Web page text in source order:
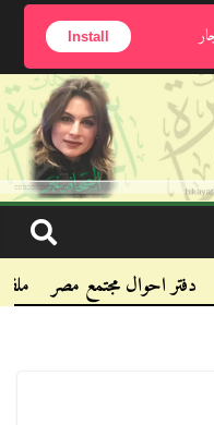
دفتر احوال مجتمع مصر
Install